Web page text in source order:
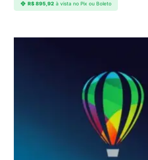
R$895,92 à vista no Pix ou Boleto